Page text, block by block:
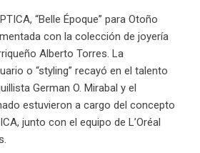
“Belle Époque” para Otoño
con la colección de joyería
Alberto Torres. La
o “styling” recayó en el talento
German O. Mirabal y el
estuvieron a cargo del concepto
junto con el equipo de L’Oréal